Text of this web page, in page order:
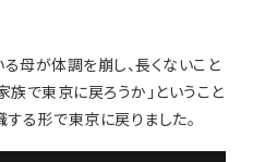
母が体調を崩し、長くないこと
族で東京に戻ろうか」ということ
る形で東京に戻りました。